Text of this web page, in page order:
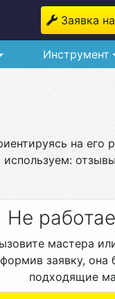
Заявка
Инструмент
на его
Не
мастера
заявку, она
подходящие